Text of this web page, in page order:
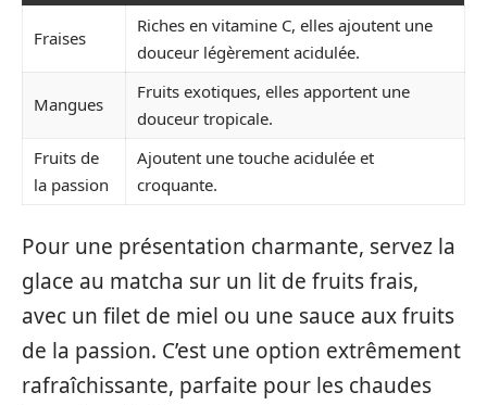
Fraises
Riches en vitamine C, elles ajoutent une
douceur légèrement acidulée.
Mangues
Fruits exotiques, elles apportent une
douceur tropicale.
Fruits de
la passion
Ajoutent une touche acidulée et
croquante.
Pour une présentation charmante, servez la
glace au matcha sur un lit de fruits frais,
avec un filet de miel ou une sauce aux fruits
de la passion. C’est une option extrêmement
rafraîchissante, parfaite pour les chaudes